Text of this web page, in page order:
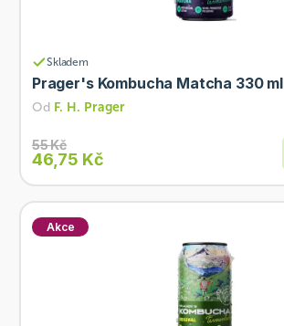
Skladem
Prager's Kombucha Matcha 330 ml
Od F. H. Prager
55 Kč
46,75 Kč
Akce